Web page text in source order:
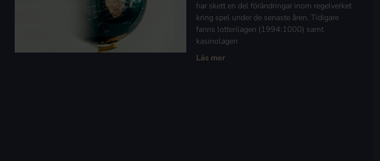
har skett en del förändringar inom regelverket
kring spel under de senaste åren. Tidigare
fanns lotterilagen (1994:1000) samt
kasinolagen
Läs mer